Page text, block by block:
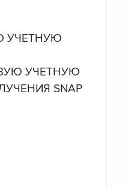
УЧЕТНУЮ
УЧЕТНУЮ
SNAP